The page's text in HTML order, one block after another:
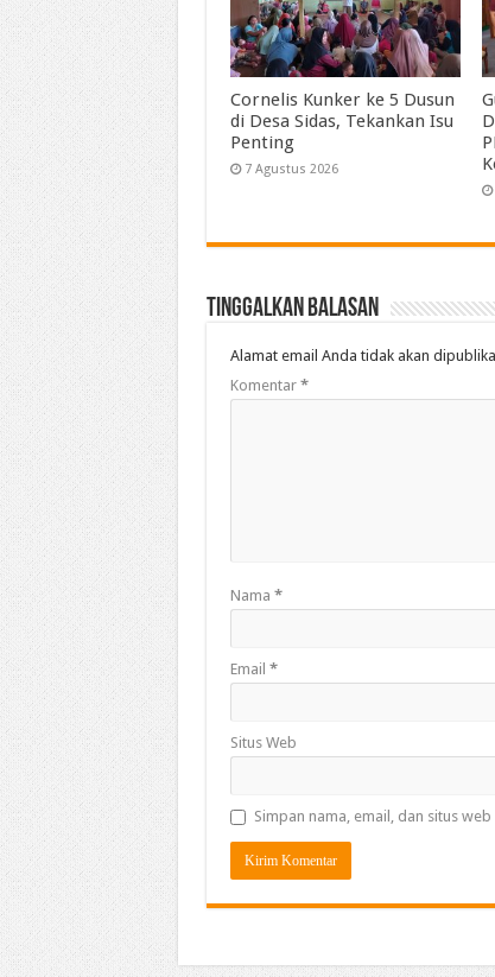
Cornelis Kunker ke 5 Dusun
di Desa Sidas, Tekankan Isu
Penting
7 Agustus 2026
Tinggalkan Balasan
Alamat email Anda tidak akan
Komentar *
Nama *
Email *
Situs Web
Simpan nama, email, dan situs